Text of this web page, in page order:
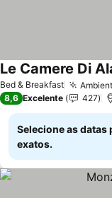
Bed & Breakfast
Le Camere Di
8,6 Excelente 427
Selecione as datas
exatos.